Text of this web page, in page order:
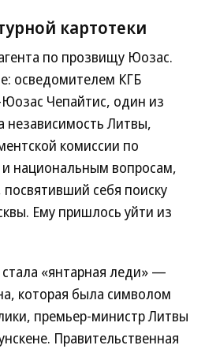
картотеки
по прозвищу Юозас.
осведомителем КГБ
Чепайтис, один из
независимость Литвы,
комиссии по
национальным вопросам,
себя поиску
Ему пришлось уйти из
«янтарная леди» —
которая была символом
премьер-министр Литвы
Правительственная